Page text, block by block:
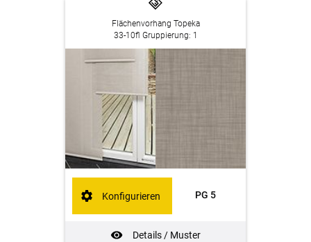
Flächenvorhang Topeka
33-10fl Gruppierung: 1
PG 5
Details / Muster
Konfigurieren